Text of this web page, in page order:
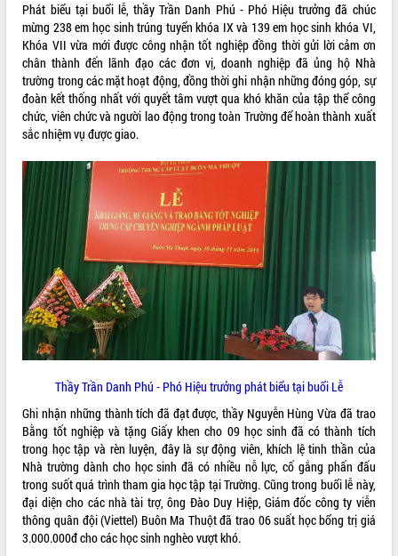
VIDEO
Loading the player...
Khám bệnh, cấp phát thuốc miễn phí
và tặng quà người dân xã Cư Pui
Hội nghị UBND tỉnh Đắk Lắk thường kỳ
tháng 7/2026
Lễ truy tặng danh hiệu “Bà Mẹ Việt
Nam Anh hùng” và trao Huân chương
Lao động
UBND tỉnh Đắk Lắk triển khai nhiệm
vụ 6 tháng cuối năm 2026
Kỳ họp thứ Hai, Hội đồng nhân dân
tỉnh khóa XI quyết nghị nhiều nội dung
quan trọng
Bí thư Tỉnh ủy Lương Nguyễn Minh
Triết thăm, tặng quà người có công với
cách mạng
Rà soát, hoàn thiện hệ thống thiết chế
ALBUM ẢNH
Phát biểu tại buổi lễ, thầy Trần Danh Phú - Phó Hiệu trưởng đã chúc
mừng 238 em học sinh trúng tuyển khóa IX và 139 em học sinh khóa VI,
Khóa VII vừa mới được công nhận tốt nghiệp đồng thời gửi lời cảm ơn
chân thành đến lãnh đạo các đơn vị, doanh nghiệp đã ủng hộ Nhà
trường trong các mặt hoạt động, đồng thời ghi nhận những đóng góp, sự
đoàn kết thống nhất với quyết tâm vượt qua khó khăn của tập thể công
chức, viên chức và người lao động trong toàn Trường để hoàn thành xuất
sắc nhiệm vụ được giao.
Thầy Trần Danh Phú - Phó Hiệu trưởng phát biểu tại buổi Lễ
Ghi nhận những thành tích đã đạt được, thầy Nguyễn Hùng Vừa đã trao
Bằng tốt nghiệp và tặng Giấy khen cho 09 học sinh đã có thành tích
trong học tập và rèn luyện, đây là sự động viên, khích lệ tinh thần của
Nhà trường dành cho học sinh đã có nhiều nỗ lực, cố gắng phấn đấu
trong suốt quá trình tham gia học tập tại Trường. Cũng trong buổi lễ này,
đại diện cho các nhà tài trợ, ông Đào Duy Hiệp, Giám đốc công ty viễn
thông quân đội (Viettel) Buôn Ma Thuột đã trao 06 suất học bổng trị giá
3.000.000đ cho các học sinh nghèo vượt khó.